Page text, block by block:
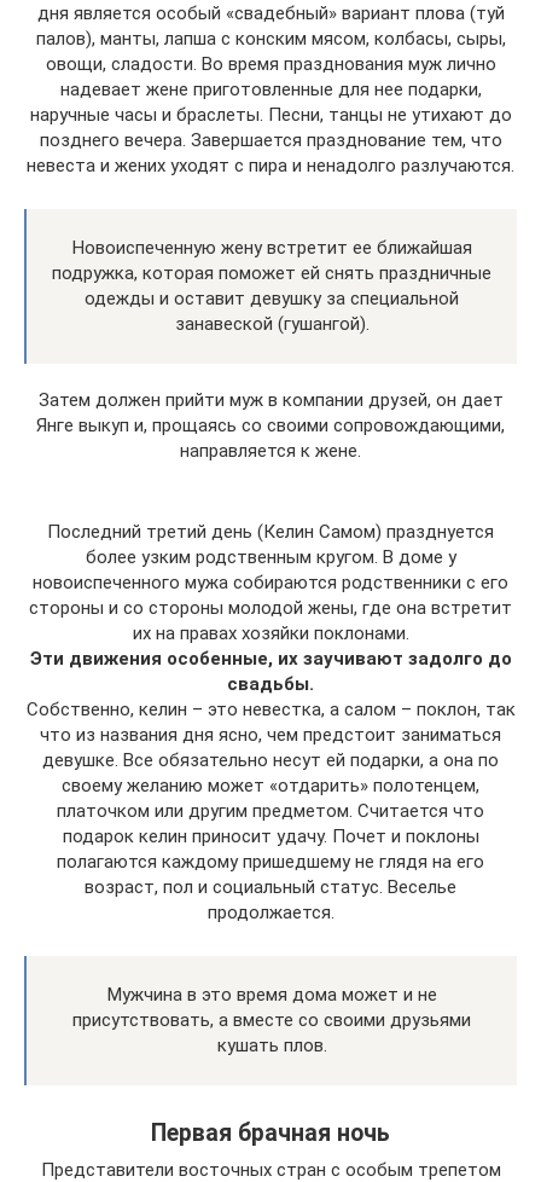
дня является особый «свадебный» вариант плова (туй
палов), манты, лапша с конским мясом, колбасы, сыры,
овощи, сладости. Во время празднования муж лично
надевает жене приготовленные для нее подарки,
наручные часы и браслеты. Песни, танцы не утихают до
позднего вечера. Завершается празднование тем, что
невеста и жених уходят с пира и ненадолго разлучаются.
Новоиспеченную жену встретит ее ближайшая
подружка, которая поможет ей снять праздничные
одежды и оставит девушку за специальной
занавеской (гушангой).
Затем должен прийти муж в компании друзей, он дает
Янге выкуп и, прощаясь со своими сопровождающими,
направляется к жене.
Последний третий день (Келин Самом) празднуется
более узким родственным кругом. В доме у
новоиспеченного мужа собираются родственники с его
стороны и со стороны молодой жены, где она встретит
их на правах хозяйки поклонами.
Эти движения особенные, их заучивают задолго до
свадьбы.
Собственно, келин – это невестка, а салом – поклон, так
что из названия дня ясно, чем предстоит заниматься
девушке. Все обязательно несут ей подарки, а она по
своему желанию может «отдарить» полотенцем,
платочком или другим предметом. Считается что
подарок келин приносит удачу. Почет и поклоны
полагаются каждому пришедшему не глядя на его
возраст, пол и социальный статус. Веселье
продолжается.
Мужчина в это время дома может и не
присутствовать, а вместе со своими друзьями
кушать плов.
Первая брачная ночь
Представители восточных стран с особым трепетом